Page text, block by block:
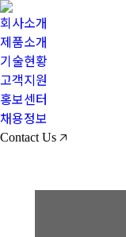
회사소개
제품소개
기술현황
고객지원
홍보센터
채용정보
Contact Us 🡥